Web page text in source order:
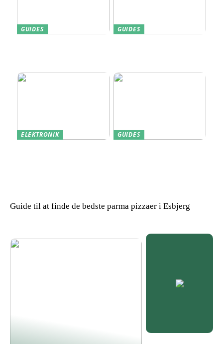
GUIDES
GUIDES
ELEKTRONIK
GUIDES
Guide til at finde de bedste parma pizzaer i Esbjerg